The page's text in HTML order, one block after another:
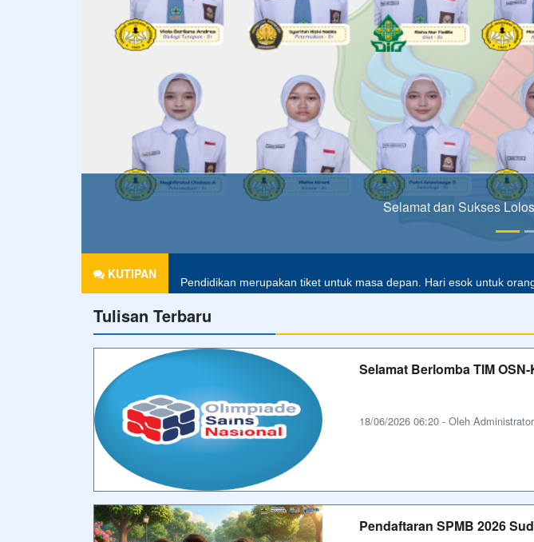
KUTIPAN
Pendidikan merupakan tiket untuk masa depan. Hari esok untuk
Tulisan Terbaru
Selamat Berlomba TIM
18/06/2026 06:20 - Oleh
Pendaftaran SPMB 2026